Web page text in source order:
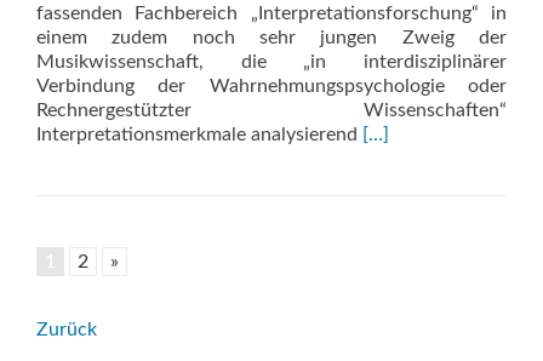
fassenden Fachbereich „Interpretationsforschung“ in
einem zudem noch sehr jungen Zweig der
Musikwissenschaft, die „in interdisziplinärer
Verbindung der Wahrnehmungspsychologie oder
Rechnergestützter Wissenschaften“
Interpretationsmerkmale analysierend Read
[…]
1 2 »
Beitrags-
Zurück